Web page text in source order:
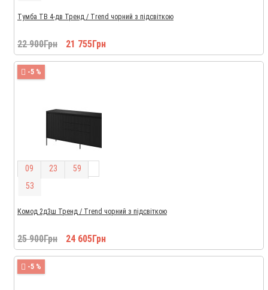
Тумба ТВ 4-дв Тренд / Trend чорний з підсвіткою
22 900Грн 21 755Грн
-5 %
09 23 59
52
Комод 2д3ш Тренд / Trend чорний з підсвіткою
25 900Грн 24 605Грн
-5 %